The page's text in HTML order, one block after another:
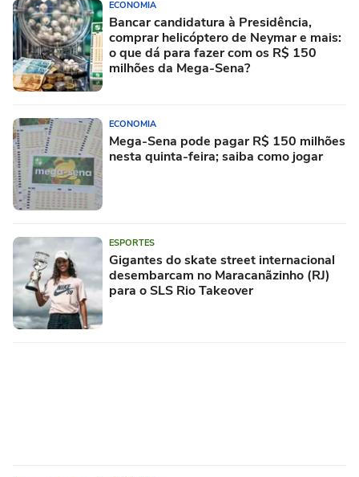
ECONOMIA
Bancar candidatura à Presidência,
comprar helicóptero de Neymar e mais:
o que dá para fazer com os R$ 150
milhões da Mega-Sena?
ECONOMIA
Mega-Sena pode pagar R$ 150 milhões
nesta quinta-feira; saiba como jogar
ESPORTES
Gigantes do skate street internacional
desembarcam no Maracanãzinho (RJ)
para o SLS Rio Takeover